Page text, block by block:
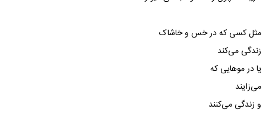
مثل کسی که در خس و خاشاک
زندگی می‌کند
یا در موهایی که
می‌زایند
و زندگی می‌کنند